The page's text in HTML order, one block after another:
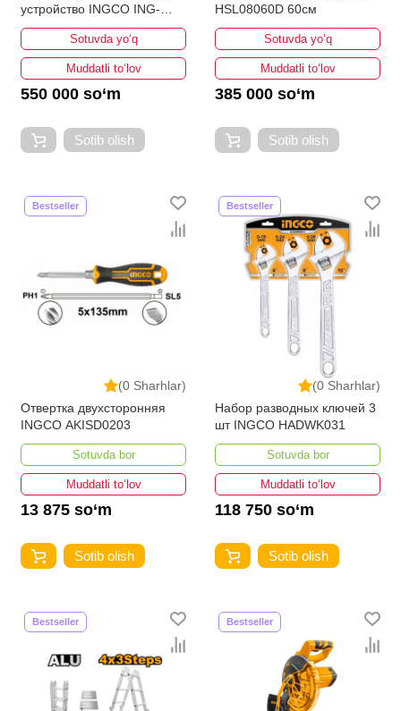
устройство INGCO ING-
CB1601
Sotuvda yo‘q
Muddatli to‘lov
550 000 so‘m
Sotib olish
HSL08060D 60см
Sotuvda yo‘q
Muddatli to‘lov
385 000 so‘m
Sotib olish
(0 Sharhlar)
Bestseller
Отвертка двухсторонняя
INGCO AKISD0203
Sotuvda bor
Muddatli to‘lov
13 875 so‘m
Sotib olish
(0 Sharhlar)
Bestseller
Набор разводных ключей 3
шт INGCO HADWK031
Sotuvda bor
Muddatli to‘lov
118 750 so‘m
Sotib olish
Bestseller Bestseller